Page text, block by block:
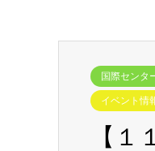
国際センタ
イベント情
【